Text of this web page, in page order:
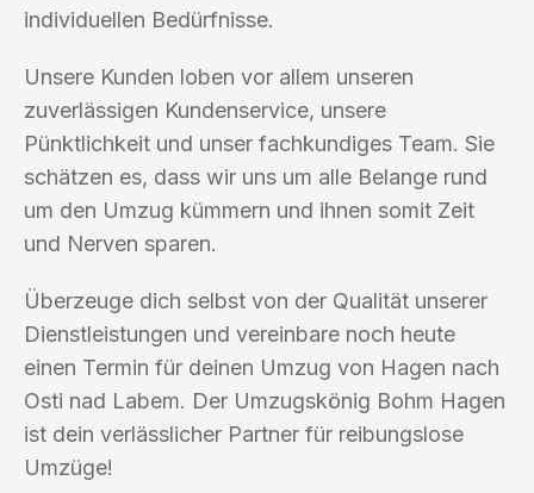
individuellen Bedürfnisse.
Unsere Kunden loben vor allem unseren
zuverlässigen Kundenservice, unsere
Pünktlichkeit und unser fachkundiges Team. Sie
schätzen es, dass wir uns um alle Belange rund
um den Umzug kümmern und ihnen somit Zeit
und Nerven sparen.
Überzeuge dich selbst von der Qualität unserer
Dienstleistungen und vereinbare noch heute
einen Termin für deinen Umzug von Hagen nach
Osti nad Labem. Der Umzugskönig Bohm Hagen
ist dein verlässlicher Partner für reibungslose
Umzüge!